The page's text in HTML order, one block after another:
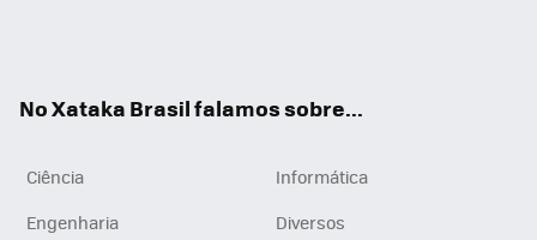
No Xataka Brasil falamos sobre...
Ciência
Informática
Engenharia
Diversos